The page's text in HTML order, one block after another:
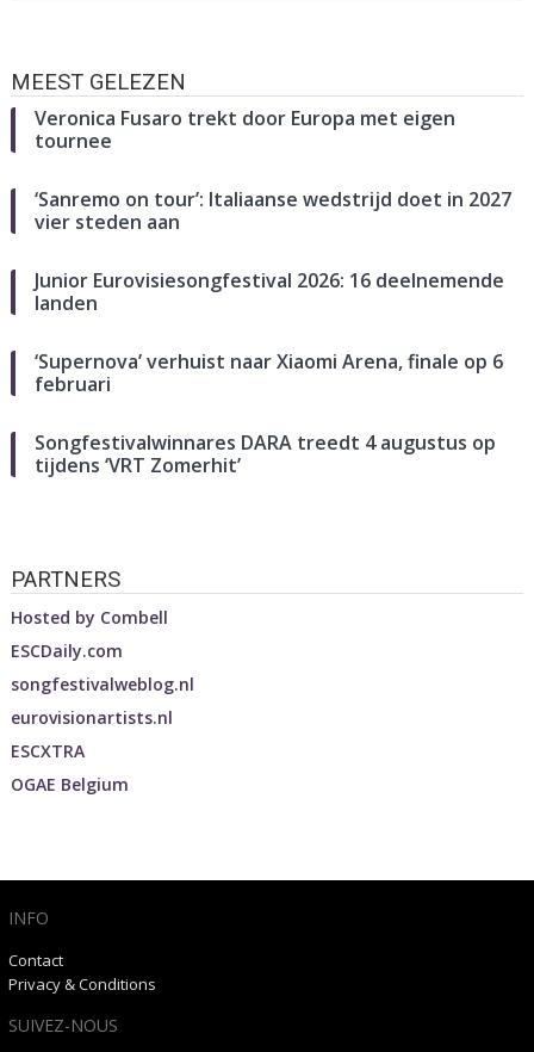
MEEST GELEZEN
Veronica Fusaro trekt door Europa met eigen
tournee
‘Sanremo on tour’: Italiaanse wedstrijd doet in 2027
vier steden aan
Junior Eurovisiesongfestival 2026: 16 deelnemende
landen
‘Supernova’ verhuist naar Xiaomi Arena, finale op 6
februari
Songfestivalwinnares DARA treedt 4 augustus op
tijdens ‘VRT Zomerhit’
PARTNERS
Hosted by Combell
ESCDaily.com
songfestivalweblog.nl
eurovisionartists.nl
ESCXTRA
OGAE Belgium
INFO
Contact
Privacy & Conditions
SUIVEZ-NOUS